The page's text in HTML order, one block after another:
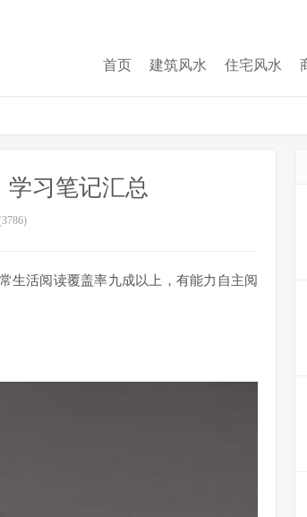
首页 建筑风水 住宅风水
学习笔记汇总
3786)
生活阅读覆盖率九成以上，有能力自主阅